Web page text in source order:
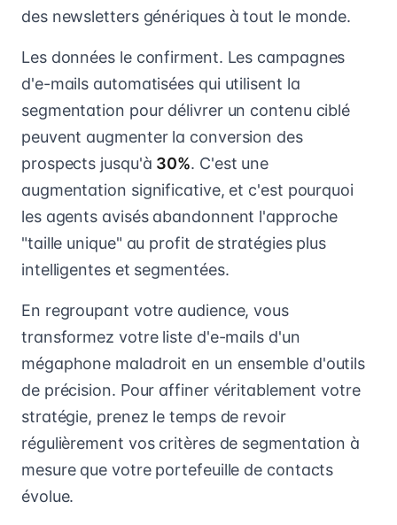
des newsletters génériques à tout le monde.
Les données le confirment. Les campagnes
d'e-mails automatisées qui utilisent la
segmentation pour délivrer un contenu ciblé
peuvent augmenter la conversion des
prospects jusqu'à 30%. C'est une
augmentation significative, et c'est pourquoi
les agents avisés abandonnent l'approche
"taille unique" au profit de stratégies plus
intelligentes et segmentées.
En regroupant votre audience, vous
transformez votre liste d'e-mails d'un
mégaphone maladroit en un ensemble d'outils
de précision. Pour affiner véritablement votre
stratégie, prenez le temps de revoir
régulièrement vos critères de segmentation à
mesure que votre portefeuille de contacts
évolue.